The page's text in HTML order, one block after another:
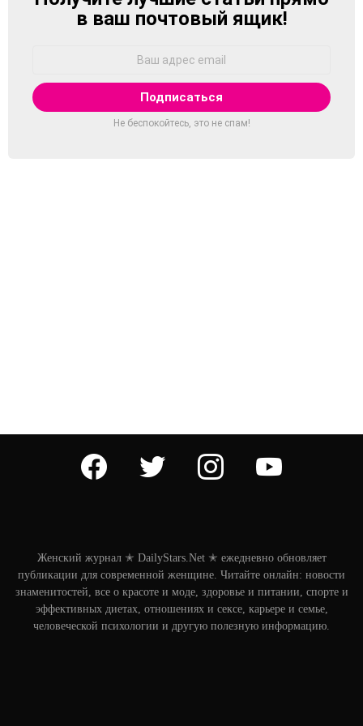
в ваш почтовый ящик!
Не беспокойтесь, это не спам!
facebook twitter instagram youtube
Женский журнал ✭ DailyStars.Net ✭ ежедневно обновляет
публикации для современной женщине. Читайте онлайн: новости
знаменитостей, все о красоте и моде, здоровье и питании, спорте и
эффективных диетах, отношениях и сексе, карьере и семье,
человеческой психологии и другую полезную информацию.